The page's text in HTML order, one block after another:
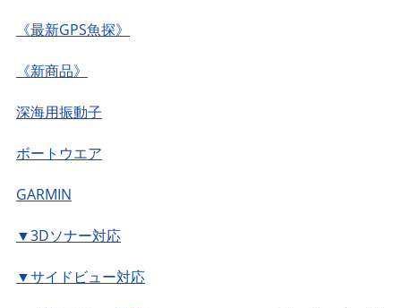
《最新GPS魚探》
《新商品》
深海用振動子
ボートウエア
GARMIN
▼3Dソナー対応
▼サイドビュー対応